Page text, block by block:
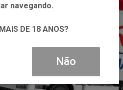
navegando.
DE 18 ANOS?
Não